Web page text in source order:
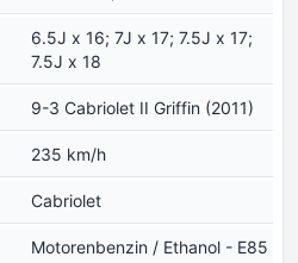
6.5J x 16; 7J x 17; 7.5J x 17;
7.5J x 18
9-3 Cabriolet II Griffin (2011)
235 km/h
Cabriolet
Motorenbenzin / Ethanol - E85